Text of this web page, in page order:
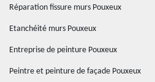
Réparation fissure murs Pouxeux
Etanchéité murs Pouxeux
Entreprise de peinture Pouxeux
Peintre et peinture de façade Pouxeux